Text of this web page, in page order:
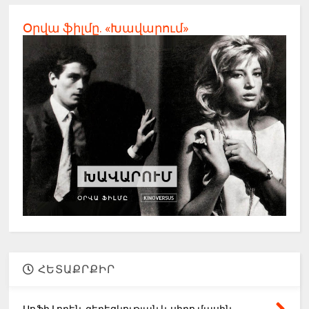
Օրվա ֆիլմը. «Խավարում»
ՀԵՏԱՔՐՔԻՐ